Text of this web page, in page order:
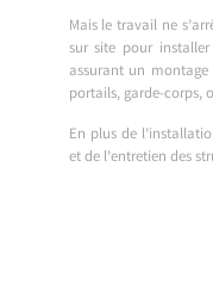
Mais le travail ne
sur site pour
assurant un
portails, garde-corps,
En plus de
et de l’entretien des